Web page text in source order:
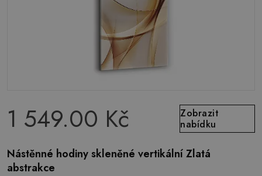
1 549.00 Kč
Zobrazit
nabídku
Nástěnné hodiny skleněné vertikální Zlatá
abstrakce